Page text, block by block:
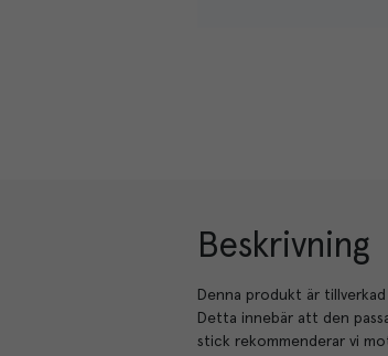
Beskrivning
Denna produkt är
Detta innebär att den
stick rekommenderar vi